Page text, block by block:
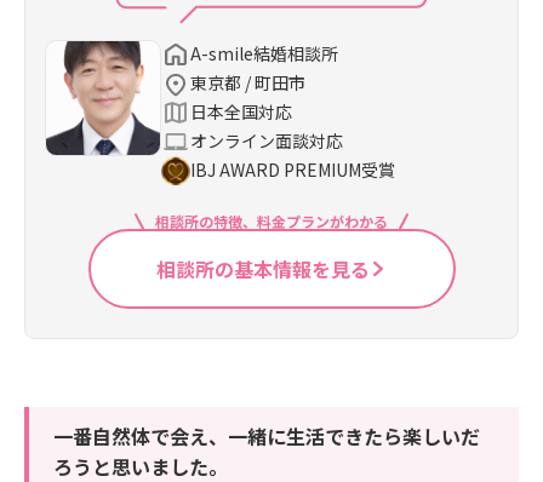
A-smile結婚相談所
東京都 / 町田市
日本全国対応
オンライン面談対応
IBJ AWARD PREMIUM受賞
相談所の特徴、料金プランがわかる
相談所の基本情報を見る
一番自然体で会え、一緒に生活できたら楽しいだ
ろうと思いました。